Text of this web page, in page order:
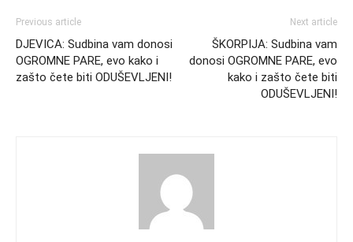
Previous article
DJEVICA: Sudbina vam donosi
OGROMNE PARE, evo kako i
zašto čete biti ODUŠEVLJENI!
Next article
ŠKORPIJA: Sudbina vam
donosi OGROMNE PARE, evo
kako i zašto čete biti
ODUŠEVLJENI!